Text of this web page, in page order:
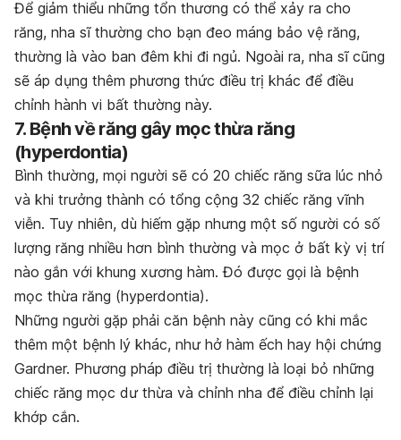
Để giảm thiểu những tổn thương có thể xảy ra cho
răng, nha sĩ thường cho bạn đeo máng bảo vệ răng,
thường là vào ban đêm khi đi ngủ. Ngoài ra, nha sĩ cũng
sẽ áp dụng thêm phương thức điều trị khác để điều
chỉnh hành vi bất thường này.
7. Bệnh về răng gây mọc thừa răng
(hyperdontia)
Bình thường, mọi người sẽ có 20 chiếc răng sữa lúc nhỏ
và khi trưởng thành có tổng cộng 32 chiếc răng vĩnh
viễn. Tuy nhiên, dù hiếm gặp nhưng một số người có số
lượng răng nhiều hơn bình thường và mọc ở bất kỳ vị trí
nào gắn với khung xương hàm. Đó được gọi là bệnh
mọc thừa răng (hyperdontia).
Những người gặp phải căn bệnh này cũng có khi mắc
thêm một bệnh lý khác, như hở hàm ếch hay hội chứng
Gardner. Phương pháp điều trị thường là loại bỏ những
chiếc răng mọc dư thừa và chỉnh nha để điều chỉnh lại
khớp cắn.